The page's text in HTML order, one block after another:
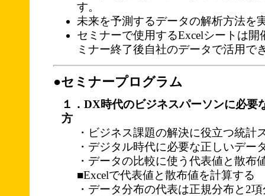
す。
未来を予測するデータの解析方法を
セミナーで使用するExcelシートは
ミナー終了後自社のデータで活用で
●セミナープログラム
１．DX時代のビジネスパーソンに必要
方
・ビジネス課題の解決に役立つ統計
・デジタル時代に必要な正しいデー
・データの比較に使う代表値と散布
■Excelで代表値と散布値を計算する
・データ分布の代表は正規分布と2